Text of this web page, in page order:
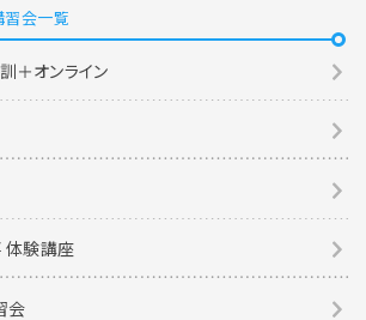
習会一覧
＋オンライン
体験講座
会